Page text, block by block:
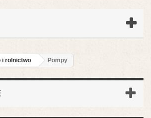
i rolnictwo Pompy